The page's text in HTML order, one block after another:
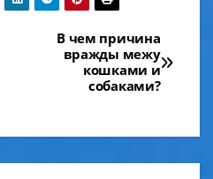
В чем причина
вражды межу
кошками и
собаками?